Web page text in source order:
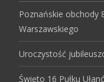
Poznańskie obchody
Warszawskiego
Uroczystość
Święto 16 Pułku